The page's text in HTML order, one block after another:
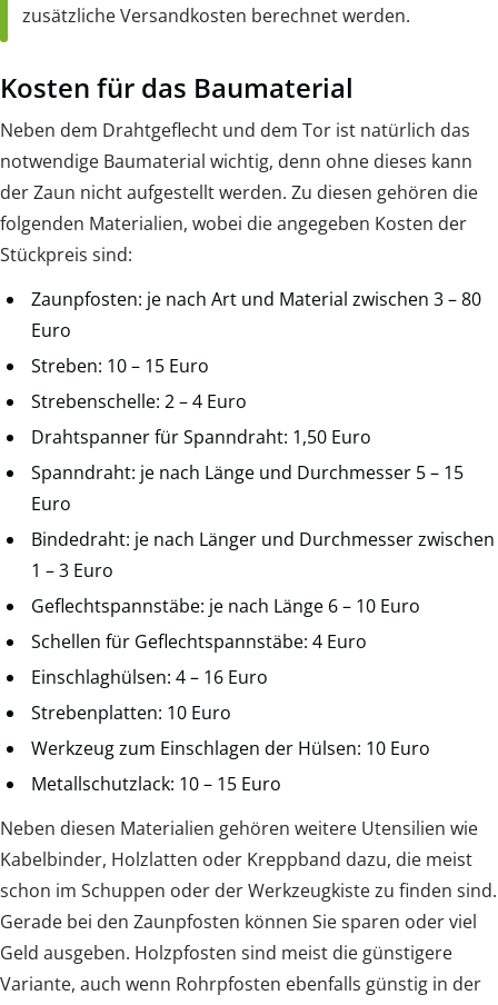
zusätzliche Versandkosten berechnet werden.
Kosten für das Baumaterial
Neben dem Drahtgeflecht und dem Tor ist natürlich das
notwendige Baumaterial wichtig, denn ohne dieses kann
der Zaun nicht aufgestellt werden. Zu diesen gehören die
folgenden Materialien, wobei die angegeben Kosten der
Stückpreis sind:
Zaunpfosten: je nach Art und Material zwischen 3 – 80
Euro
Streben: 10 – 15 Euro
Strebenschelle: 2 – 4 Euro
Drahtspanner für Spanndraht: 1,50 Euro
Spanndraht: je nach Länge und Durchmesser 5 – 15
Euro
Bindedraht: je nach Länger und Durchmesser zwischen
1 – 3 Euro
Geflechtspannstäbe: je nach Länge 6 – 10 Euro
Schellen für Geflechtspannstäbe: 4 Euro
Einschlaghülsen: 4 – 16 Euro
Strebenplatten: 10 Euro
Werkzeug zum Einschlagen der Hülsen: 10 Euro
Metallschutzlack: 10 – 15 Euro
Neben diesen Materialien gehören weitere Utensilien wie
Kabelbinder, Holzlatten oder Kreppband dazu, die meist
schon im Schuppen oder der Werkzeugkiste zu finden sind.
Gerade bei den Zaunpfosten können Sie sparen oder viel
Geld ausgeben. Holzpfosten sind meist die günstigere
Variante, auch wenn Rohrpfosten ebenfalls günstig in der